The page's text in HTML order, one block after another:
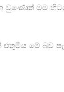
වුණොත් මම
එතුමිය මේ බව